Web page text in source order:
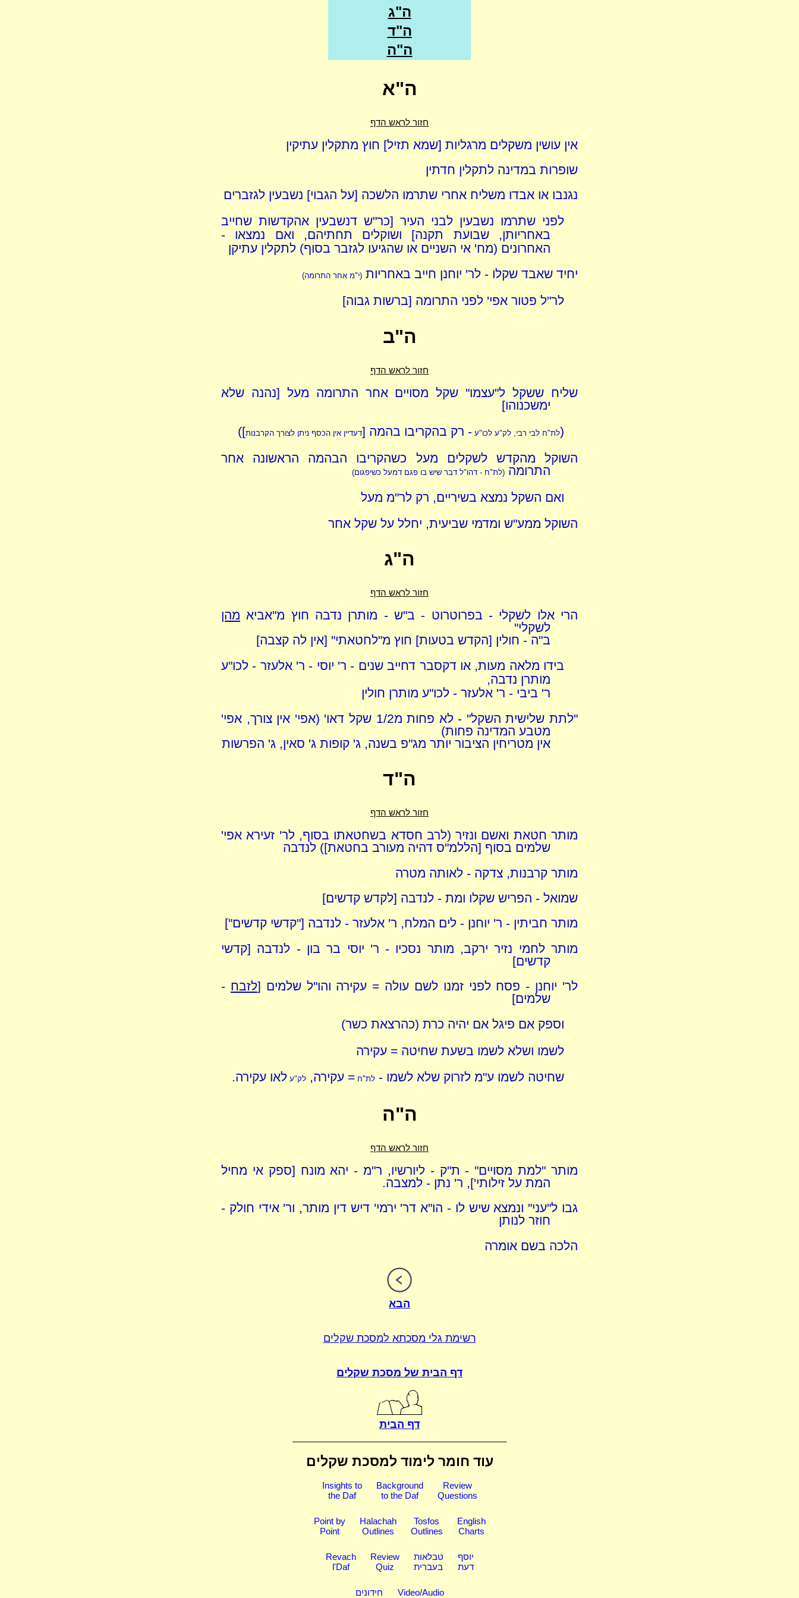
ה"ג
ה"ד
ה"ה
ה"א
חזור לראש הדף
אין עושין משקלים מרגליות [שמא תזיל] חוץ מתקלין עתיקין
שופרות במדינה לתקלין חדתין
נגנבו או אבדו משליח אחרי שתרמו הלשכה [על הגבוי] נשבעין לגזברים
לפני שתרמו נשבעין לבני העיר [כר"ש דנשבעין אהקדשות שחייב
באחריותן, שבועת תקנה] ושוקלים תחתיהם, ואם נמצאו -
האחרונים (מח' אי השניים או שהגיעו לגזבר בסוף) לתקלין עתיקן
יחיד שאבד שקלו - לר' יוחנן חייב באחריות (י"מ אחר התרומה)
לר"ל פטור אפי' לפני התרומה [ברשות גבוה]
ה"ב
חזור לראש הדף
שליח ששקל ל"עצמו" שקל מסויים אחר התרומה מעל [נהנה שלא
ימשכנוהו]
(לת"ח לבי רבי, לק"ע לכו"ע - רק בהקריבו בהמה [דעדיין אין הכסף ניתן לצורך הקרבנות])
השוקל מהקדש לשקלים מעל כשהקריבו הבהמה הראשונה אחר
התרומה(לת"ח - דהו"ל דבר שיש בו פגם דמעל כשיפגום)
ואם השקל נמצא בשיריים, רק לר"מ מעל
השוקל ממע"ש ומדמי שביעית, יחלל על שקל אחר
ה"ג
חזור לראש הדף
הרי אלו לשקלי - בפרוטרוט - ב"ש - מותרן נדבה חוץ מ"אביא מהן
לשקלי"
ב"ה - חולין [הקדש בטעות] חוץ מ"לחטאתי" [אין לה קצבה]
בידו מלאה מעות, או דקסבר דחייב שנים - ר' יוסי - ר' אלעזר - לכו"ע
מותרן נדבה,
ר' ביבי - ר' אלעזר - לכו"ע מותרן חולין
"לתת שלישית השקל" - לא פחות מ1/2 שקל דאו' (אפי' אין צורך, אפי'
מטבע המדינה פחות)
אין מטריחין הציבור יותר מג"פ בשנה, ג' קופות ג' סאין, ג' הפרשות
ה"ד
חזור לראש הדף
מותר חטאת ואשם ונזיר (לרב חסדא בשחטאתו בסוף, לר' זעירא אפי'
שלמים בסוף [הללמ"ס דהיה מעורב בחטאת]) לנדבה
מותר קרבנות, צדקה - לאותה מטרה
שמואל - הפריש שקלו ומת - לנדבה [לקדש קדשים]
מותר חביתין - ר' יוחנן - לים המלח, ר' אלעזר - לנדבה ["קדשי קדשים"]
מותר לחמי נזיר ירקב, מותר נסכיו - ר' יוסי בר בון - לנדבה [קדשי
קדשים]
לר' יוחנן - פסח לפני זמנו לשם עולה = עקירה והו"ל שלמים [לזבח -
שלמים]
וספק אם פיגל אם יהיה כרת (כהרצאת כשר)
לשמו ושלא לשמו בשעת שחיטה = עקירה
שחיטה לשמו ע"מ לזרוק שלא לשמו -לת"ח= עקירה,לק"עלאו עקירה.
ה"ה
חזור לראש הדף
מותר "למת מסויים" - ת"ק - ליורשיו, ר"מ - יהא מונח [ספק אי מחיל
המת על זילותי'], ר' נתן - למצבה.
גבו ל"עני" ונמצא שיש לו - הו"א דר' ירמי' דיש דין מותר, ור' אידי חולק -
חוזר לנותן
הלכה בשם אומרה
הבא
רשימת גלי מסכתא למסכת שקלים
דף הבית של מסכת שקלים
דף הבית
עוד חומר לימוד למסכת שקלים
Insights to
the Daf
Background
to the Daf
Review
Questions
Point by
Point
Halachah
Outlines
Tosfos
Outlines
English
Charts
Revach
l'Daf
Review
Quiz
טבלאות
בעברית
יוסף
דעת
חידונים
Video/Audio